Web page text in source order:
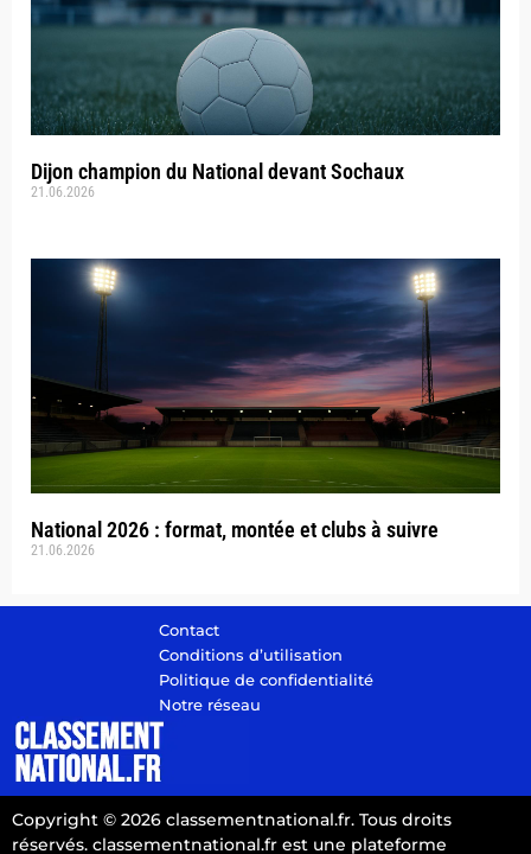
Dijon champion du National devant Sochaux
21.06.2026
National 2026 : format, montée et clubs à suivre
21.06.2026
Contact
Conditions d’utilisation
Politique de confidentialité
Notre réseau
Copyright © 2026 classementnational.fr. Tous droits
réservés. classementnational.fr est une plateforme